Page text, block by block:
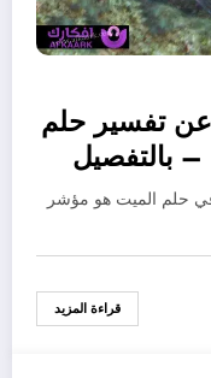
تفسير حلم
بالتفصيل
حلم الميت هو مؤشر
قراءة المزيد